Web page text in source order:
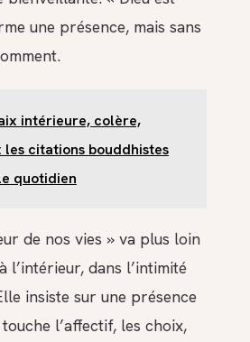
une présence, mais sans
intérieure, colère,
citations bouddhistes
quotidien
de nos vies » va plus loin
l’intérieur, dans l’intimité
insiste sur une présence
l’affectif, les choix,